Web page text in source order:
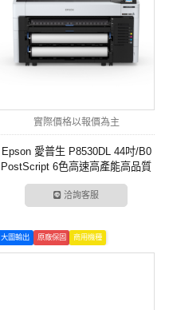
實際價格以報價為主
Epson 愛普生 P8530DL 44吋/B0
PostScript 6色高速高產能高品質
大供墨影像繪圖機
洽詢客服
大圖輸出 原廠保固 商用機種